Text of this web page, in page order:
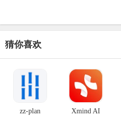
猜你喜欢
zz-plan Xmind AI